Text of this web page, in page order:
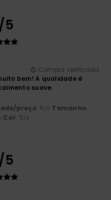
/5
Compra verificada
bem! A qualidade é
suave.
preço: 5 /5 Tamanho:
Cor: 5/5
/5